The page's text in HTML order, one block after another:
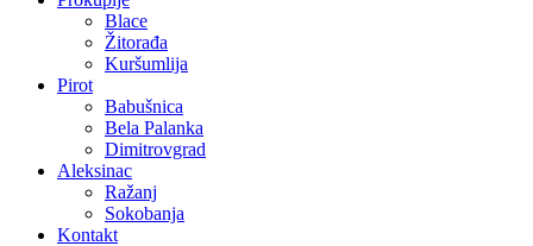
Blace
Žitorađa
Kuršumlija
Pirot
Babušnica
Bela Palanka
Dimitrovgrad
Aleksinac
Ražanj
Sokobanja
Kontakt